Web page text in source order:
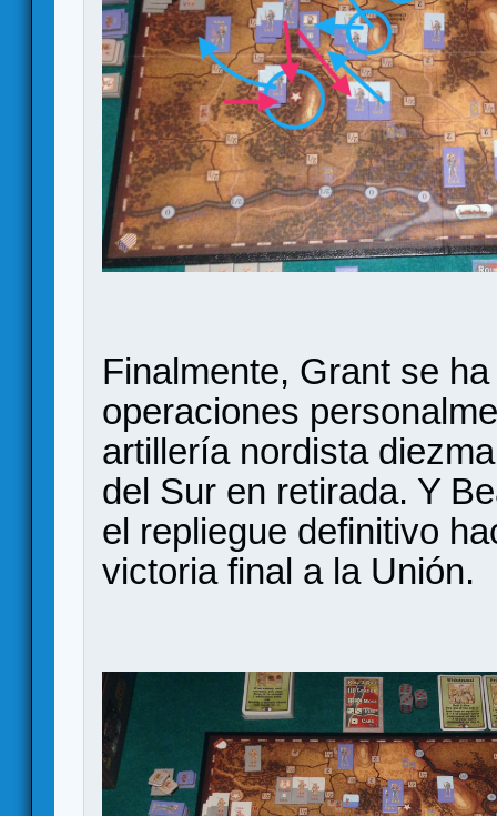
Finalmente, Grant se
operaciones
artillería nordista
del Sur en retirada. Y
el repliegue definitivo
victoria final a la Unión.